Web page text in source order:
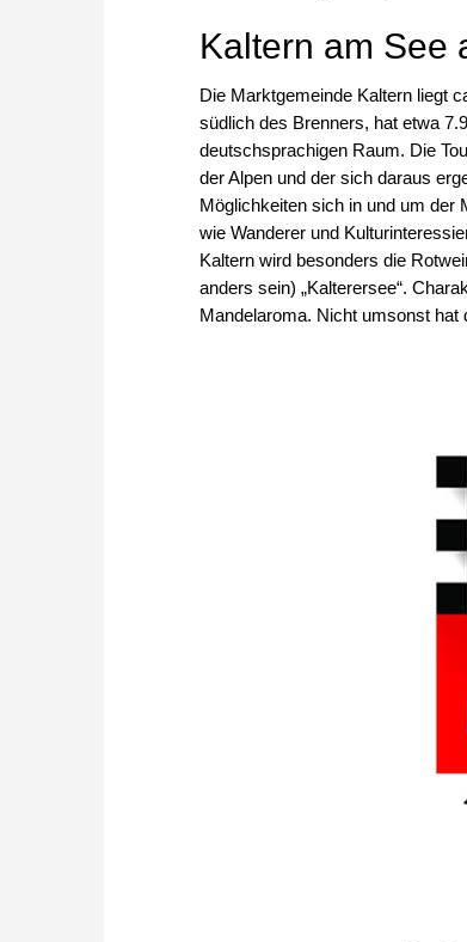
Kaltern am See
Die Marktgemeinde Kaltern liegt
südlich des Brenners, hat etwa
deutschsprachigen Raum. Die
der Alpen und der sich daraus
Möglichkeiten sich in und um der
wie Wanderer und
Kaltern wird besonders die
anders sein) „Kalterersee“.
Mandelaroma. Nicht umsonst hat